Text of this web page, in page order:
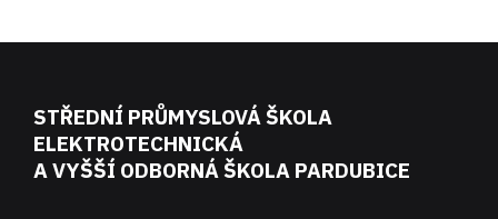
STŘEDNÍ PRŮMYSLOVÁ ŠKOLA
ELEKTROTECHNICKÁ
A VYŠŠÍ ODBORNÁ ŠKOLA PARDUBICE